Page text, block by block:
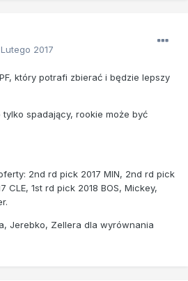
2017
który potrafi zbierać i będzie lepszy
spadający, rookie może być
2nd rd pick 2017 MIN, 2nd rd pick
CLE, 1st rd pick 2018 BOS, Mickey,
Jerebko, Zellera dla wyrównania